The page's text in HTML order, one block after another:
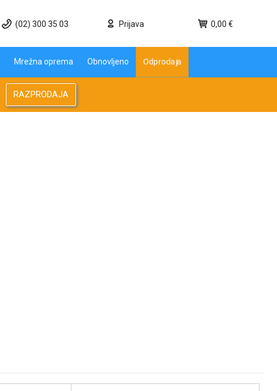
(02) 300 35 03 Prijava 0,00 €
Mrežna oprema Obnovljeno Odprodaja
RAZPRODAJA